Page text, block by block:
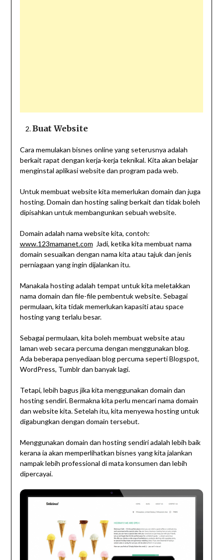
Buat Website
Cara memulakan bisnes online yang seterusnya adalah
berkait rapat dengan kerja-kerja teknikal. Kita akan belajar
menginstal aplikasi website dan program pada web.
Untuk membuat website kita memerlukan domain dan juga
hosting. Domain dan hosting saling berkait dan tidak boleh
dipisahkan untuk membangunkan sebuah website.
Domain adalah nama website kita, contoh:
www.123mamanet.com Jadi, ketika kita membuat nama
domain sesuaikan dengan nama kita atau tajuk dan jenis
perniagaan yang ingin dijalankan itu.
Manakala hosting adalah tempat untuk kita meletakkan
nama domain dan file-file pembentuk website. Sebagai
permulaan, kita tidak memerlukan kapasiti atau space
hosting yang terlalu besar.
Sebagai permulaan, kita boleh membuat website atau
laman web secara percuma dengan menggunakan blog.
Ada beberapa penyediaan blog percuma seperti Blogspot,
WordPress, Tumblr dan banyak lagi.
Tetapi, lebih bagus jika kita menggunakan domain dan
hosting sendiri. Bermakna kita perlu mencari nama domain
dan website kita. Setelah itu, kita menyewa hosting untuk
digabungkan dengan domain tersebut.
Menggunakan domain dan hosting sendiri adalah lebih baik
kerana ia akan memperlihatkan bisnes yang kita jalankan
nampak lebih professional di mata konsumen dan lebih
dipercayai.